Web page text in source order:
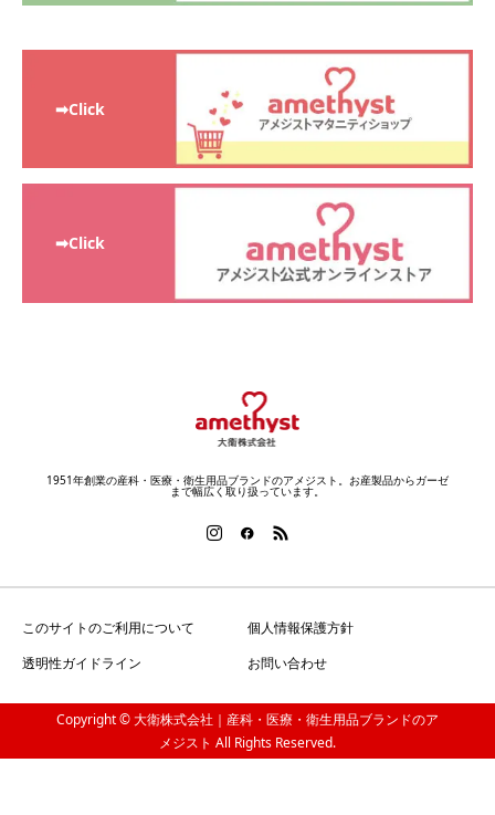
➡Click
➡Click
1951年創業の産科・医療・衛生用品ブランドのアメジスト。お産製品からガーゼ
まで幅広く取り扱っています。
このサイトのご利用について
個人情報保護方針
透明性ガイドライン
お問い合わせ
Copyright © 大衛株式会社｜産科・医療・衛生用品ブランドのア
メジスト All Rights Reserved.